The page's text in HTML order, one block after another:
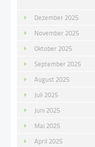
Dezember 2025
November 2025
Oktober 2025
September 2025
August 2025
Juli 2025
Juni 2025
Mai 2025
April 2025